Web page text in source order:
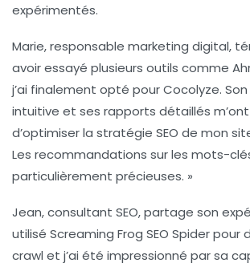
expérimentés.
Marie, responsable marketing digital,
avoir essayé plusieurs outils comme
j’ai finalement opté pourCocolyze.
intuitive et ses rapports détaillés
d’optimiser la stratégie SEO de mon
Les recommandations sur les mots-
particulièrement précieuses. »
Jean, consultant SEO, partage son
utilisé Screaming Frog SEO Spiderpour
crawl et j’ai été impressionné par sa